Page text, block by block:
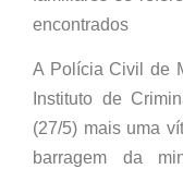
encontrados
A Polícia Civil de
Instituto de
(27/5) mais uma
barragem da